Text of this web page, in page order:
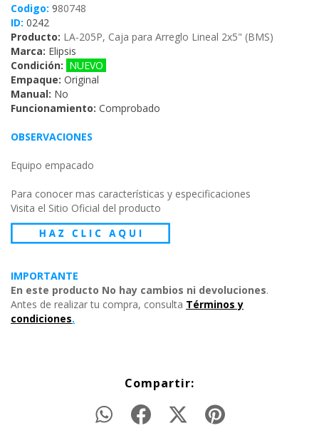
Codigo: 980748
ID: 0242
Producto: LA-205P, Caja para Arreglo Lineal 2x5" (BMS)
Marca: Elipsis
Condición: NUEVO
Empaque: Original
Manual: No
Funcionamiento: Comprobado
OBSERVACIONES
Equipo empacado
Para conocer mas características y especificaciones
Visita el Sitio Oficial del producto
IMPORTANTE
En este producto No hay cambios ni devoluciones.
Antes de realizar tu compra, consulta Términos y
condiciones.
Compartir: